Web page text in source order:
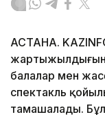
АСТАНА.
балалар мен
спектакль
тамашалады.